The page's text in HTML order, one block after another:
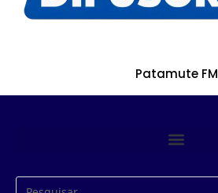
Patamute FM